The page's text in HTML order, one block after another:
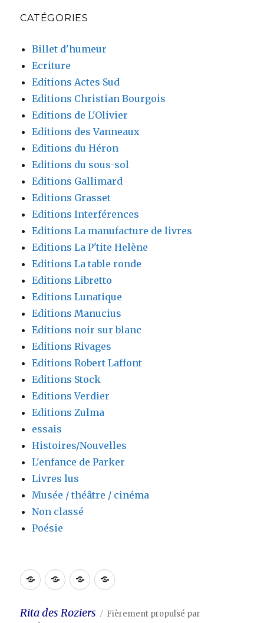
CATÉGORIES
Billet d'humeur
Ecriture
Editions Actes Sud
Editions Christian Bourgois
Editions de L'Olivier
Editions des Vanneaux
Editions du Héron
Editions du sous-sol
Editions Gallimard
Editions Grasset
Editions Interférences
Editions La manufacture de livres
Editions La P'tite Helène
Editions La table ronde
Editions Libretto
Editions Lunatique
Editions Manucius
Editions noir sur blanc
Editions Rivages
Editions Robert Laffont
Editions Stock
Editions Verdier
Editions Zulma
essais
Histoires/Nouvelles
L'enfance de Parker
Livres lus
Musée / théâtre / cinéma
Non classé
Poésie
AccueilBlog ContactLien
Rita des Roziers
Fièrement propulsé par